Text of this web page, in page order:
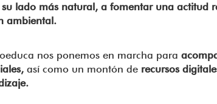
lado más natural, a fomentar una actitud
ambiental.
nos ponemos en marcha para
así como un montón de recursos